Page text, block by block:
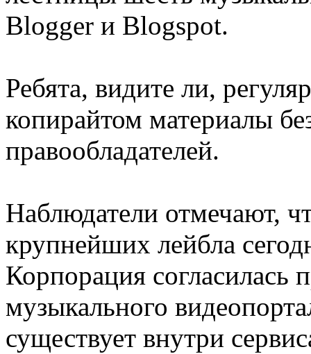
Blogger и Blogspot.
Ребята, видите ли,
копирайтом материалы
правообладателей.
Наблюдатели отмечают,
крупнейших лейбла
Корпорация согласилась
музыкального
существует внутри